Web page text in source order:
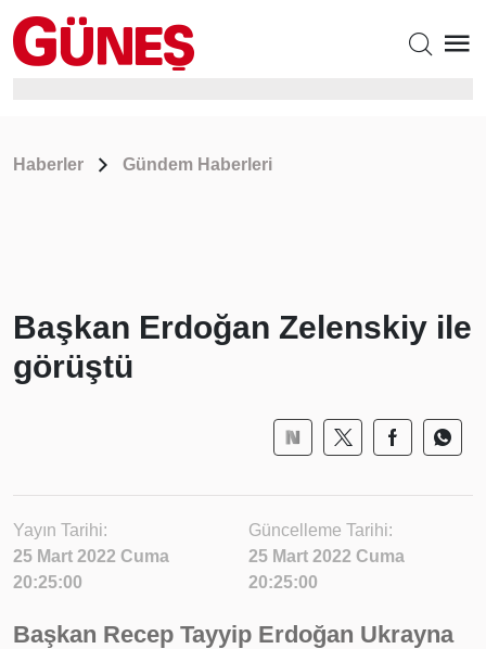
Haberler Gündem Haberleri
Başkan Erdoğan Zelenskiy ile
görüştü
Yayın Tarihi:
25 Mart 2022 Cuma
20:25:00
Güncelleme Tarihi:
25 Mart 2022 Cuma
20:25:00
Başkan Recep Tayyip Erdoğan Ukrayna